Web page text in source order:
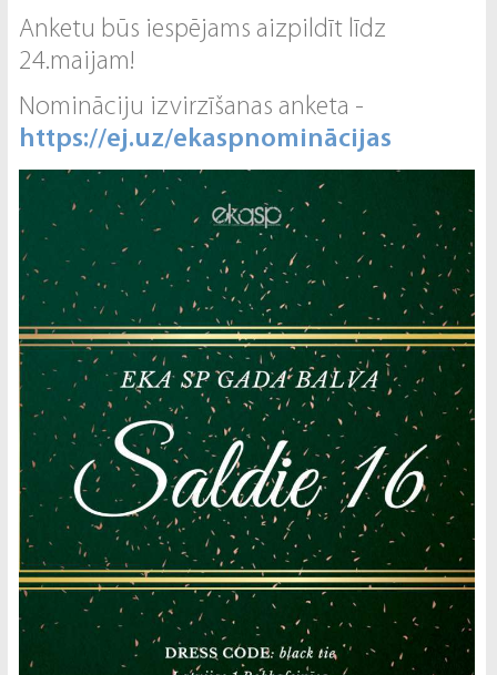
Anketu būs iespējams aizpildīt līdz
24.maijam!
Nomināciju izvirzīšanas anketa -
https://ej.uz/ekaspnominācijas